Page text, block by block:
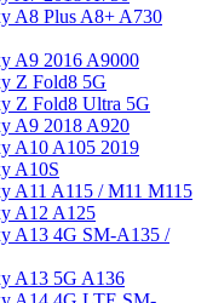
A8 Plus A8+ A730
A9 2016 A9000
Z Fold8 5G
Z Fold8 Ultra 5G
A9 2018 A920
A10 A105 2019
A10S
A11 A115 / M11 M115
A12 A125
A13 4G SM-A135 /
A13 5G A136